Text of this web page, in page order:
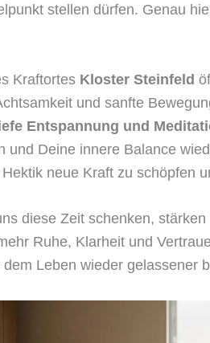
stellen dürfen. Genau
Kraftortes Kloster Steinfeld
und sanfte
Entspannung und
und Deine innere Balance
neue Kraft zu schöpfen
diese Zeit schenken,
Ruhe, Klarheit und
dem Leben wieder gelassener